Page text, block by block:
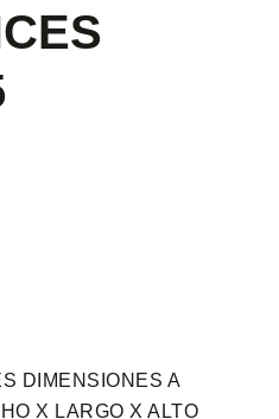
DIMENSIONES A
X LARGO X ALTO